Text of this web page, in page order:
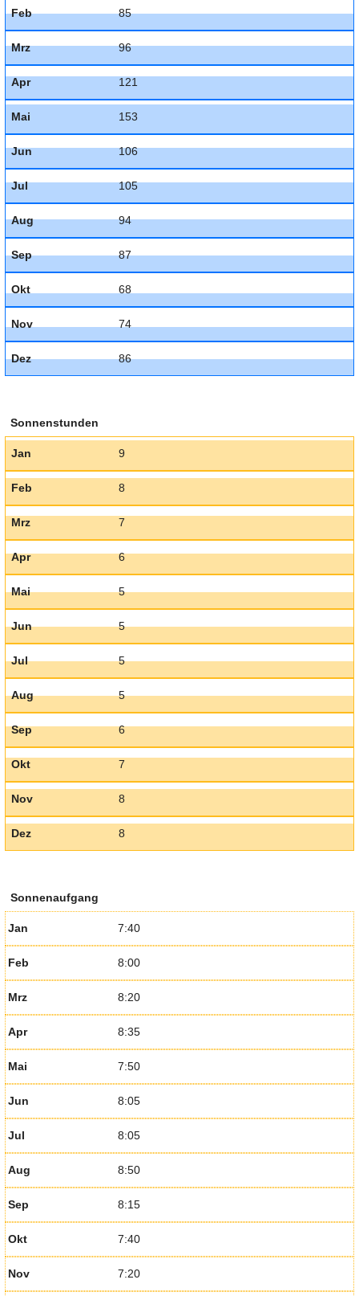
Feb 85
Mrz 96
Apr 121
Mai 153
Jun 106
Jul 105
Aug 94
Sep 87
Okt 68
Nov 74
Dez 86
Sonnenstunden
Jan 9
Feb 8
Mrz 7
Apr 6
Mai 5
Jun 5
Jul 5
Aug 5
Sep 6
Okt 7
Nov 8
Dez 8
Sonnenaufgang
Jan 7:40
Feb 8:00
Mrz 8:20
Apr 8:35
Mai 7:50
Jun 8:05
Jul 8:05
Aug 8:50
Sep 8:15
Okt 7:40
Nov 7:20